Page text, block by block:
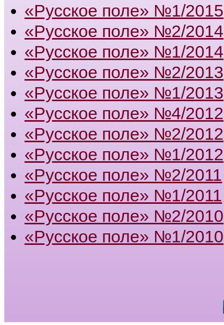
«Русское поле» №1/2015
«Русское поле» №2/2014
«Русское поле» №1/2014
«Русское поле» №2/2013
«Русское поле» №1/2013
«Русское поле» №4/2012
«Русское поле» №2/2012
«Русское поле» №1/2012
«Русское поле» №2/2011
«Русское поле» №1/2011
«Русское поле» №2/2010
«Русское поле» №1/2010